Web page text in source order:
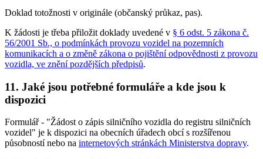
Doklad totožnosti v originále (občanský průkaz, pas).
K žádosti je třeba přiložit doklady uvedené v § 6 odst. 5 zákona č.
56/2001 Sb., o podmínkách provozu vozidel na pozemních
komunikacích a o změně zákona o pojištění odpovědnosti z provozu
vozidla, ve znění pozdějších předpisů.
11. Jaké jsou potřebné formuláře a kde jsou k
dispozici
Formulář - "Žádost o zápis silničního vozidla do registru silničních
vozidel" je k dispozici na obecních úřadech obcí s rozšířenou
působností nebo na internetových stránkách Ministerstva dopravy.